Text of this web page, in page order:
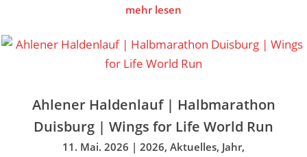
mehr lesen
Ahlener Haldenlauf | Halbmarathon
Duisburg | Wings for Life World Run
11. Mai. 2026 | 2026, Aktuelles, Jahr,